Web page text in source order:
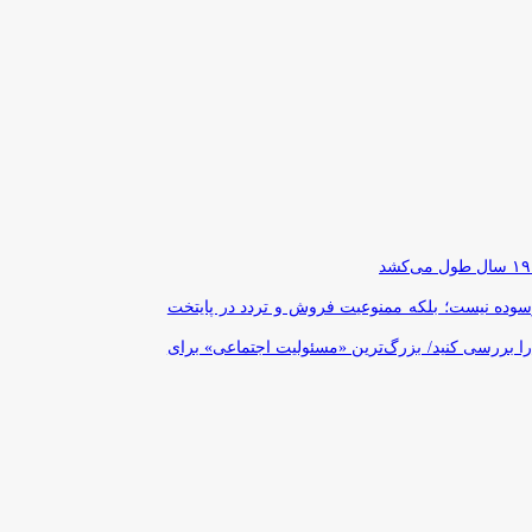
نیست؛ بلکه ممنوعیت فروش و تردد در پایتخت
بررسی کنید/ بزرگ‌ترین «مسئولیت اجتماعی» برای